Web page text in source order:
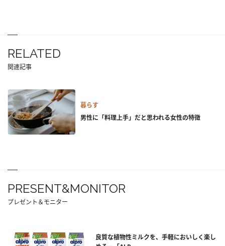
RELATED
関連記事
暮らす
男性に「料理上手」だと思われる女性の特徴
PRESENT&MONITOR
プレゼント＆モニター
良質な植物性ミルクを、手軽においしく楽し